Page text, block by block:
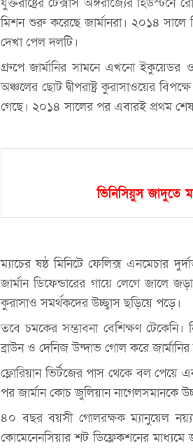
মিশন শুরু করেছে জার্মানরা। ২০১৪ সালে
দেখা পেল দলটি।
গ্রুপে জার্মানির সামনে এখনো ইকুয়েডর
অঞ্চলের ছোট দ্বীপরাষ্ট্র কুরাসাওয়ের
গেছে। ২০১৪ সালের পর এবারই প্রথম
ভিনিসিয়ুস জাদুতে
ম্যাচের ষষ্ঠ মিনিটে ফেলিক্স এনমেচার
জার্মান ডিফেন্ডারের গায়ে লেগে জালে
কুরাসাও সমর্থকদের উচ্ছ্বাস ছড়িয়ে পড়ে।
তবে চমকের সম্ভাবনা বেশিক্ষণ টেকেনি।
ব্রাউন ও দেনিজ উন্দাভ গোল করে
ফ্লোরিয়ান ভির্টজের পাস থেকে বল পেয়ে
পর জার্মান কোচ জুলিয়ান নাগেলসমানকে
৪০ বছর বয়সী গোলরক্ষক ম্যানুয়েল
কোমেনেনসিয়ার শট ডিফ্লেকশনের